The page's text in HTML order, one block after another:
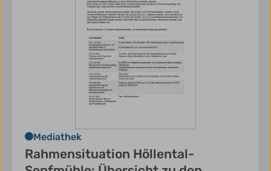
Mediathek
Rahmensituation Höllental-